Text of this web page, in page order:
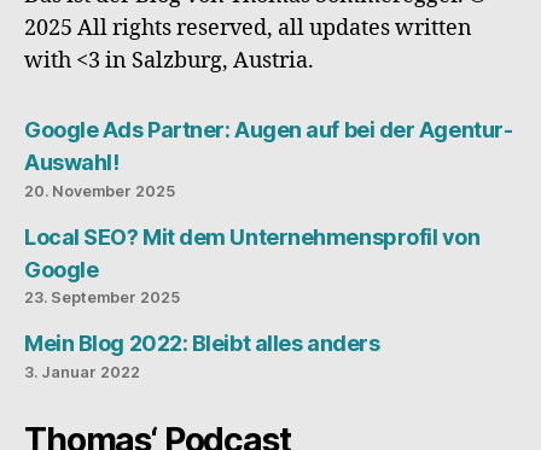
2025 All rights reserved, all updates written
with <3 in Salzburg, Austria.
Google Ads Partner: Augen auf bei der Agentur-
Auswahl!
20. November 2025
Local SEO? Mit dem Unternehmensprofil von
Google
23. September 2025
Mein Blog 2022: Bleibt alles anders
3. Januar 2022
Thomas‘ Podcast